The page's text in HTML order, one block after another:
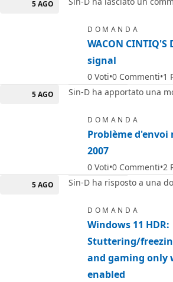
5 AGO
DOMANDA
WACON CINTIQ'S
signal
0 Voti 0 Commenti 1
5 AGO Sin-D ha apportato una
DOMANDA
Problème
2007
0 Voti 0 Commenti 2
5 AGO Sin-D ha risposto a una
DOMANDA
Windows 11 HDR:
Stuttering/
and gaming only
enabled